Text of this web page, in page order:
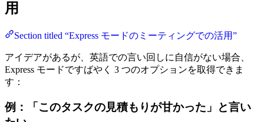
用
Section titled “Express モードのミーティングでの活用”
アイデアがあるが、英語での言い回しに自信がない場合、
Express モードですばやく 3 つのオプションを取得できま
す：
例：「このタスクの見積もりが甘かった」と言い